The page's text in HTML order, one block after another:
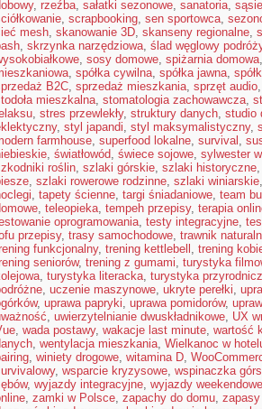
, rzeźba, sałatki sezonowe, sanatoria,
, scrapbooking, sen sportowca,
mesh, skanowanie 3D, skanseny regionalne,
, skrzynka narzędziowa, ślad węglowy
, sosy domowe, spiżarnia domowa,
, spółka cywilna, spółka jawna,
B2C, sprzedaż mieszkania, sprzęt audio,
mieszkalna, stomatologia zachowawcza,
, stres przewlekły, struktury danych, studio
, styl japandi, styl maksymalistyczny,
farmhouse, superfood lokalne, survival ,
, światłowód, świece sojowe, sylwester
roślin, szlaki górskie, szlaki historyczne,
, szlaki rowerowe rodzinne, szlaki winiarskie,
, tapety ścienne, targi śniadaniowe, team
, teleopieka, tempeh przepisy, terapia
oprogramowania, testy integracyjne,
przepisy, trasy samochodowe, trawnik
funkcjonalny, trening kettlebell , trening
seniorów, trening z gumami, turystyka
, turystyka literacka, turystyka
, uczenie maszynowe, ukryte perełki,
, uprawa papryki, uprawa pomidorów,
, uwierzytelnianie dwuskładnikowe, UX
, wada postawy, wakacje last minute, wartość
, wentylacja mieszkania, Wielkanoc w
, winiety drogowe, witamina D,
, wsparcie kryzysowe, wspinaczka
, wyjazdy integracyjne, wyjazdy weekendowe
, zamki w Polsce, zapachy do domu,